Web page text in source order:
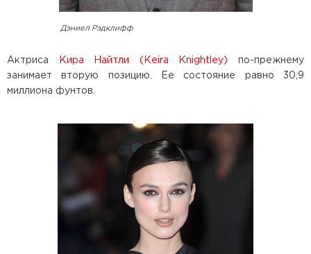
Дэниел Рэдклифф
Актриса Кира Найтли (Keira Knightley)по-прежнему
занимает вторую позицию. Ее состояние равно 30,9
миллиона фунтов.